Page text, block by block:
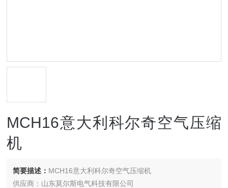
MCH16意大利科尔奇空气压缩
机
简要描述： MCH16意大利科尔奇空气压缩机
供应商：山东莫尔斯电气科技有限公司